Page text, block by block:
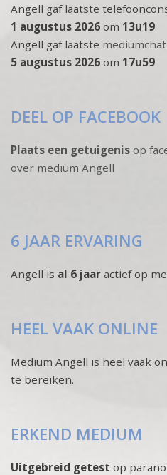
Angell gaf laatste
1 augustus 2026 om 13u19
Angell gaf laatste mediumchat
5 augustus 2026 om 17u59
DEEL OP FACEBOOK
Plaats een getuigenis op
over medium Angell
6 JAAR ERVARING
Angell is al 6 jaar actief op
HEEL VAAK ONLINE
Medium Angell is heel vaak
te bereiken.
ERKEND MEDIUM
Uitgebreid getest op